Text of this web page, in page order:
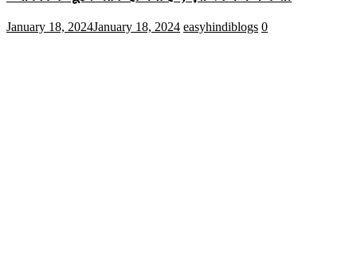
January 18, 2024January 18, 2024 easyhindiblogs 0